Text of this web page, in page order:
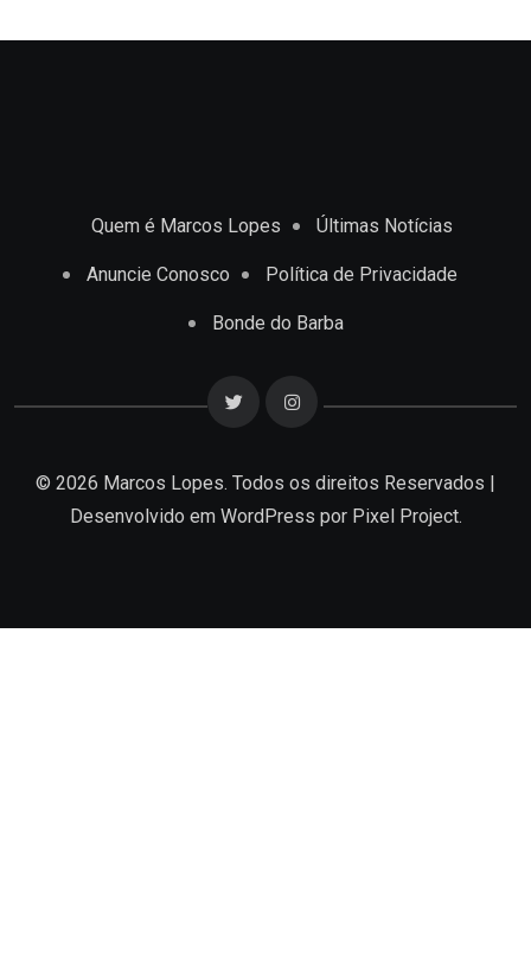
Quem é Marcos Lopes Últimas Notícias
Anuncie Conosco Política de Privacidade
Bonde do Barba
© 2026 Marcos Lopes. Todos os direitos Reservados |
Desenvolvido em WordPress por Pixel Project.